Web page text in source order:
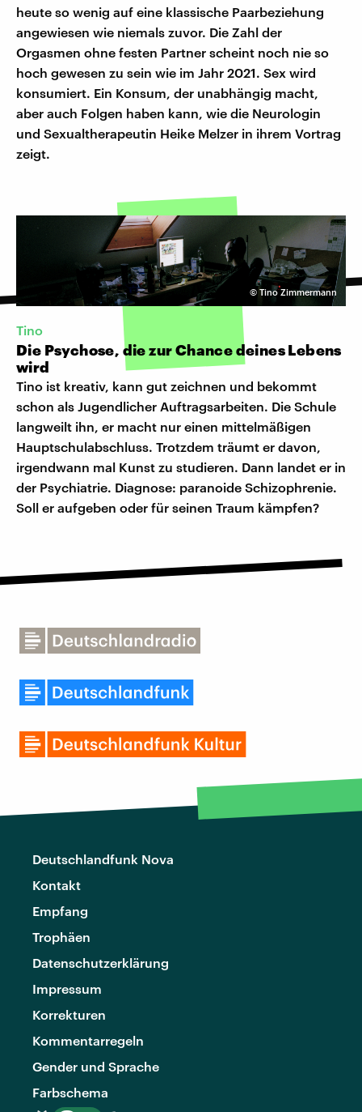
heute so wenig auf eine klassische Paarbeziehung
angewiesen wie niemals zuvor. Die Zahl der
Orgasmen ohne festen Partner scheint noch nie so
hoch gewesen zu sein wie im Jahr 2021. Sex wird
konsumiert. Ein Konsum, der unabhängig macht,
aber auch Folgen haben kann, wie die Neurologin
und Sexualtherapeutin Heike Melzer in ihrem Vortrag
zeigt.
© Tino Zimmermann
Tino
Die Psychose, die zur Chance deines Lebens
wird
Tino ist kreativ, kann gut zeichnen und bekommt
schon als Jugendlicher Auftragsarbeiten. Die Schule
langweilt ihn, er macht nur einen mittelmäßigen
Hauptschulabschluss. Trotzdem träumt er davon,
irgendwann mal Kunst zu studieren. Dann landet er in
der Psychiatrie. Diagnose: paranoide Schizophrenie.
Soll er aufgeben oder für seinen Traum kämpfen?
Deutschlandfunk Nova
Kontakt
Empfang
Trophäen
Datenschutzerklärung
Impressum
Korrekturen
Kommentarregeln
Gender und Sprache
Farbschema